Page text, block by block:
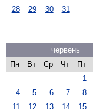
28
29 30 31
червень
Пн
Вт Ср Чт Пт
1
4
5 6 7 8
11
12 13 14 15